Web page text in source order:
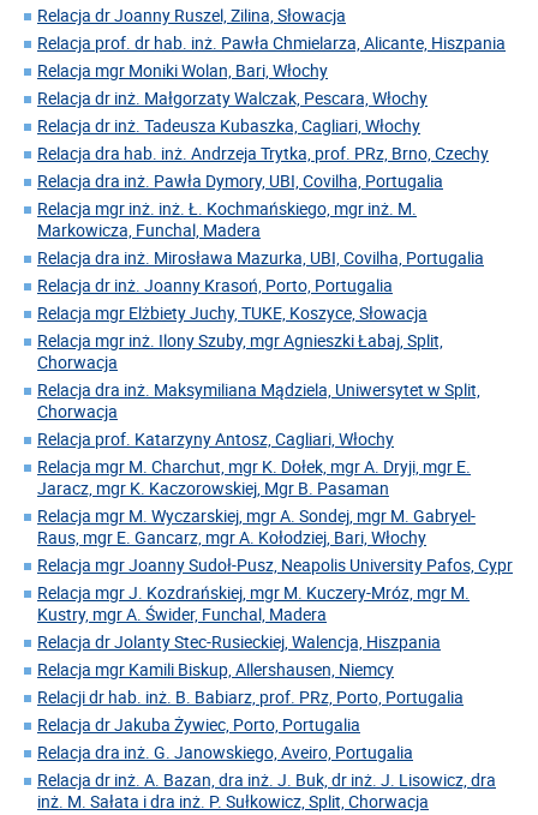
Relacja dr Joanny Ruszel, Zilina, Słowacja
Relacja prof. dr hab. inż. Pawła Chmielarza, Alicante, Hiszpania
Relacja mgr Moniki Wolan, Bari, Włochy
Relacja dr inż. Małgorzaty Walczak, Pescara, Włochy
Relacja dr inż. Tadeusza Kubaszka, Cagliari, Włochy
Relacja dra hab. inż. Andrzeja Trytka, prof. PRz, Brno, Czechy
Relacja dra inż. Pawła Dymory, UBI, Covilha, Portugalia
Relacja mgr inż. inż. Ł. Kochmańskiego, mgr inż. M.
Markowicza, Funchal, Madera
Relacja dra inż. Mirosława Mazurka, UBI, Covilha, Portugalia
Relacja dr inż. Joanny Krasoń, Porto, Portugalia
Relacja mgr Elżbiety Juchy, TUKE, Koszyce, Słowacja
Relacja mgr inż. Ilony Szuby, mgr Agnieszki Łabaj, Split,
Chorwacja
Relacja dra inż. Maksymiliana Mądziela, Uniwersytet w Split,
Chorwacja
Relacja prof. Katarzyny Antosz, Cagliari, Włochy
Relacja mgr M. Charchut, mgr K. Dołek, mgr A. Dryji, mgr E.
Jaracz, mgr K. Kaczorowskiej, Mgr B. Pasaman
Relacja mgr M. Wyczarskiej, mgr A. Sondej, mgr M. Gabryel-
Raus, mgr E. Gancarz, mgr A. Kołodziej, Bari, Włochy
Relacja mgr Joanny Sudoł-Pusz, Neapolis University Pafos, Cypr
Relacja mgr J. Kozdrańskiej, mgr M. Kuczery-Mróz, mgr M.
Kustry, mgr A. Świder, Funchal, Madera
Relacja dr Jolanty Stec-Rusieckiej, Walencja, Hiszpania
Relacja mgr Kamili Biskup, Allershausen, Niemcy
Relacji dr hab. inż. B. Babiarz, prof. PRz, Porto, Portugalia
Relacja dr Jakuba Żywiec, Porto, Portugalia
Relacja dra inż. G. Janowskiego, Aveiro, Portugalia
Relacja dr inż. A. Bazan, dra inż. J. Buk, dr inż. J. Lisowicz, dra
inż. M. Sałata i dra inż. P. Sułkowicz, Split, Chorwacja